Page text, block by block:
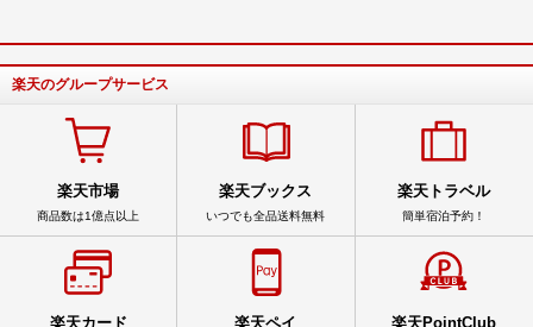
楽天のグループサービス
楽天市場
商品数は1億点以上
楽天ブックス
いつでも全品送料無料
楽天トラベル
簡単宿泊予約！
楽天カード 楽天ペイ 楽天PointClub